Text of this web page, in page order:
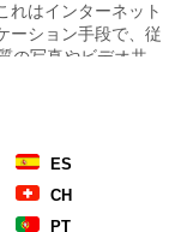
れはインターネット
ーション手段で、従
の写真やビデオ共
利点について説明し
ES
CH
PT